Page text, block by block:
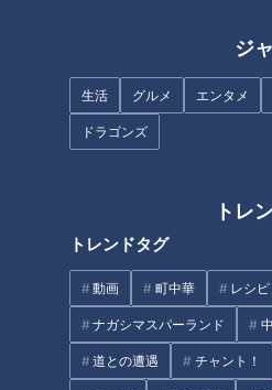
ジ
生活 グルメ エンタメ
ドラゴンズ
トレ
トレンドタグ
動画 町中華 レシピ
ナガシマスパーランド
道との遭遇 チャント！
母校46年ぶりベスト16、実況ア
タグ
スポーツ 中日ドラゴンズ